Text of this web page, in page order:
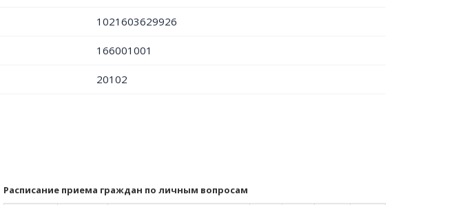
1021603629926
166001001
20102
Расписание приема граждан по личным вопросам